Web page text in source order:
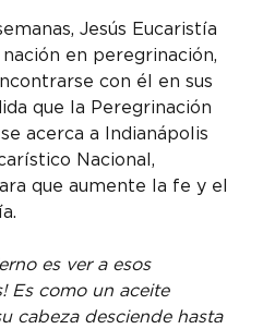
Jesús Eucaristía
en peregrinación,
con él en sus
que la Peregrinación
acerca a Indianápolis
Nacional,
que aumente la fe y el
es ver a esos
Es como un aceite
cabeza desciende hasta